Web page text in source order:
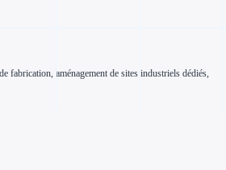
fabrication, aménagement de sites industriels dédiés,